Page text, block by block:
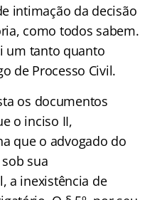
intimação da decisão
como todos sabem.
um tanto quanto
de Processo Civil.
os documentos
o inciso II,
que o advogado do
sua
a inexistência de